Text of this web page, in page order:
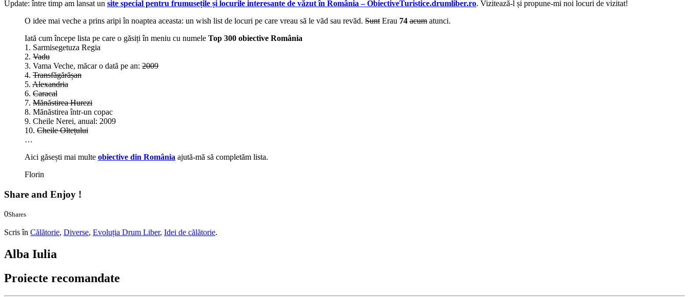
Update: între timp am lansat un site special pentru frumusețile și locurile interesante de văzut în România – ObiectiveTuristice.drumliber.ro. Vizitează-l și propune-mi noi locuri de vizitat!
O idee mai veche a prins aripi în noaptea aceasta: un wish list de locuri pe care vreau să le văd sau revăd. Sunt Erau 74 acum atunci.
Iată cum începe lista pe care o găsiți în meniu cu numele Top 300 obiective România
1. Sarmisegetuza Regia
2. Vadu
3. Vama Veche, măcar o dată pe an: 2009
4. Transfăgărășan
5. Alexandria
6. Caracal
7. Mănăstirea Hurezi
8. Mănăstirea într-un copac
9. Cheile Nerei, anual: 2009
10. Cheile Oltețului
…
Aici găsești mai multe obiective din România ajută-mă să completăm lista.
Florin
Share and Enjoy !
0Shares
Scris în Călătorie, Diverse, Evoluția Drum Liber, Idei de călătorie.
Alba Iulia
Proiecte recomandate